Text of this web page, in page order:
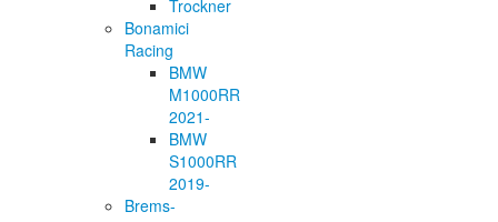
Trockner
Bonamici
Racing
BMW
M1000RR
2021-
BMW
S1000RR
2019-
Brems-